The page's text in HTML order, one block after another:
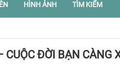
HÌNH ẢNH TÌM KIẾM
ĐỜI BẠN CÀNG